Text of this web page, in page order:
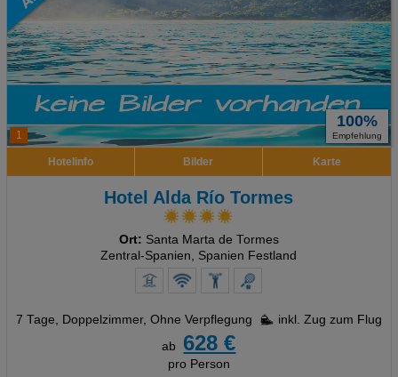
1
100%
Empfehlung
Hotelinfo Bilder Karte
Hotel Alda Río Tormes
Ort: Santa Marta de Tormes
Zentral-Spanien, Spanien Festland
7 Tage, Doppelzimmer, Ohne Verpflegung
inkl. Zug zum Flug
ab
628 €
pro Person